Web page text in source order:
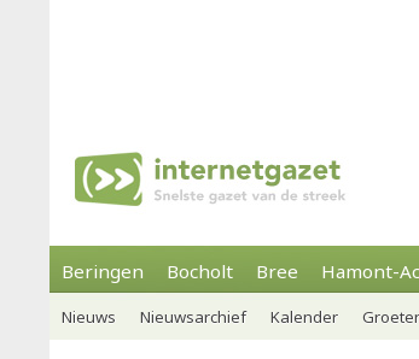
Beringen Bocholt Bree Hamont-
Nieuws Nieuwsarchief Kalender